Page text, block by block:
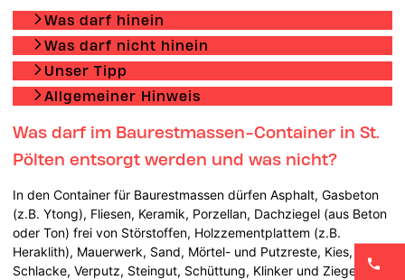
Was darf hinein
Was darf nicht hinein
Unser Tipp
Allgemeiner Hinweis
Was darf im Baurestmassen-Container in St.
Pölten entsorgt werden und was nicht?
In den Container für Baurestmassen dürfen Asphalt, Gasbeton
(z.B. Ytong), Fliesen, Keramik, Porzellan, Dachziegel (aus Beton
oder Ton) frei von Störstoffen, Holzzementplattem (z.B.
Heraklith), Mauerwerk, Sand, Mörtel- und Putzreste, Kies,
Schlacke, Verputz, Steingut, Schüttung, Klinker und Ziegel